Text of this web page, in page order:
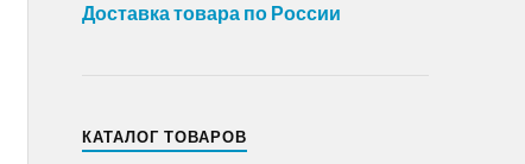
Доставка товара по России
КАТАЛОГ ТОВАРОВ